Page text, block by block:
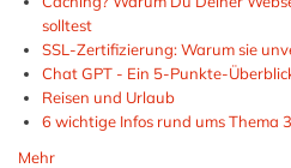
solltest
SSL-Zertifizierung: Warum sie
Chat GPT - Ein 5-Punkte-
Reisen und Urlaub
6 wichtige Infos rund ums Thema
Mehr